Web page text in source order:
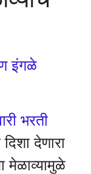
इंगळे
भरती
देणारा